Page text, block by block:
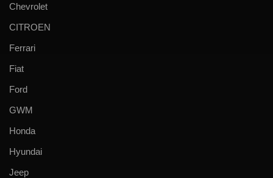
Chevrolet
CITROEN
Ferrari
Fiat
Ford
GWM
Honda
Hyundai
Jeep